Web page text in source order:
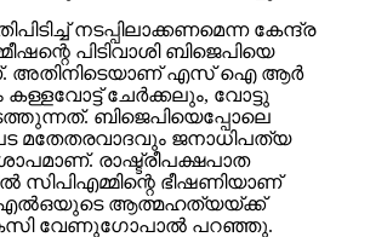
നടപ്പിലാക്കണമെന്ന കേന്ദ്ര
പിടിവാശി ബിജെപിയെ
അതിനിടെയാണ് എസ് ഐ ആര്‍
കള്ളവോട്ട് ചേര്‍ക്കലും, വോട്ടു
ബിജെപിയെപ്പോലെ
മതേതരവാദവും ജനാധിപത്യ
രാഷ്ട്രീപക്ഷപാത
സിപിഎമ്മിന്റെ ഭീഷണിയാണ്
ആത്മഹത്യയ്ക്ക്
വേണുഗോപാല്‍ പറഞ്ഞു.